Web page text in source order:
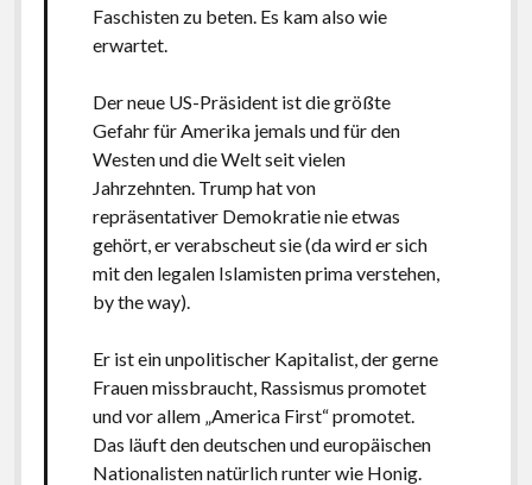
Faschisten zu beten. Es kam also wie
erwartet.
Der neue US-Präsident ist die größte
Gefahr für Amerika jemals und für den
Westen und die Welt seit vielen
Jahrzehnten. Trump hat von
repräsentativer Demokratie nie etwas
gehört, er verabscheut sie (da wird er sich
mit den legalen Islamisten prima verstehen,
by the way).
Er ist ein unpolitischer Kapitalist, der gerne
Frauen missbraucht, Rassismus promotet
und vor allem „America First“ promotet.
Das läuft den deutschen und europäischen
Nationalisten natürlich runter wie Honig.